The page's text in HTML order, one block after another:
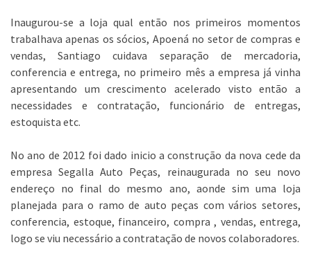
Inaugurou-se a loja qual então nos primeiros momentos
trabalhava apenas os sócios, Apoená no setor de compras e
vendas, Santiago cuidava separação de mercadoria,
conferencia e entrega, no primeiro mês a empresa já vinha
apresentando um crescimento acelerado visto então a
necessidades e contratação, funcionário de entregas,
estoquista etc.
No ano de 2012 foi dado inicio a construção da nova cede da
empresa Segalla Auto Peças, reinaugurada no seu novo
endereço no final do mesmo ano, aonde sim uma loja
planejada para o ramo de auto peças com vários setores,
conferencia, estoque, financeiro, compra , vendas, entrega,
logo se viu necessário a contratação de novos colaboradores.